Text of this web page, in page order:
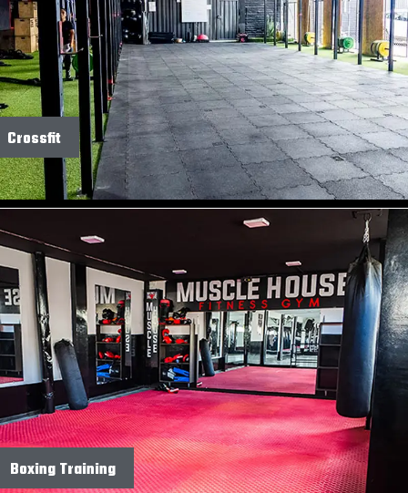
Crossfit
Boxing Training